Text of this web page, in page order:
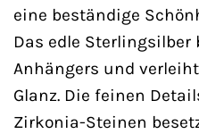
eine beständige
Das edle Sterlingsilber
Anhängers und
Glanz. Die feinen
Zirkonia-Steinen